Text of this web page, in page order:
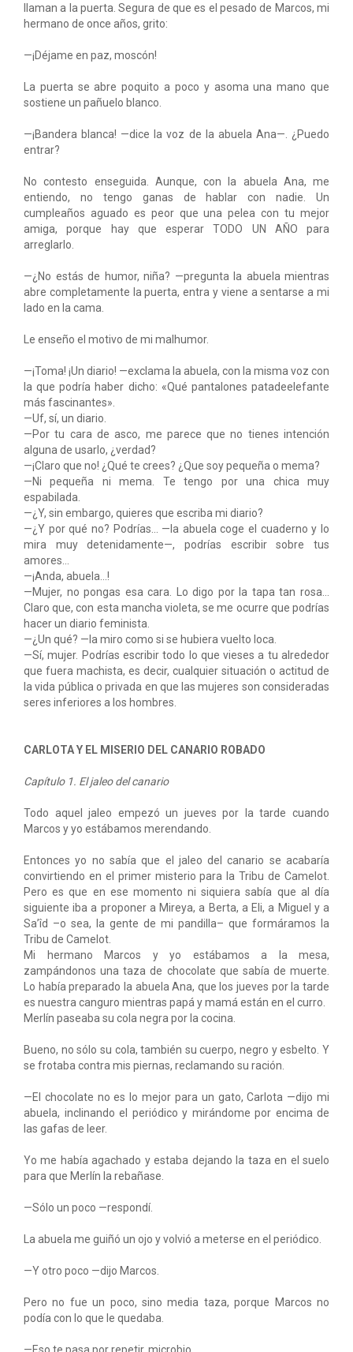
llaman a la puerta. Segura de que es el pesado de Marcos, mi
hermano de once años, grito:
—¡Déjame en paz, moscón!
La puerta se abre poquito a poco y asoma una mano que
sostiene un pañuelo blanco.
—¡Bandera blanca! —dice la voz de la abuela Ana—. ¿Puedo
entrar?
No contesto enseguida. Aunque, con la abuela Ana, me
entiendo, no tengo ganas de hablar con nadie. Un
cumpleaños aguado es peor que una pelea con tu mejor
amiga, porque hay que esperar TODO UN AÑO para
arreglarlo.
—¿No estás de humor, niña? —pregunta la abuela mientras
abre completamente la puerta, entra y viene a sentarse a mi
lado en la cama.
Le enseño el motivo de mi malhumor.
—¡Toma! ¡Un diario! —exclama la abuela, con la misma voz con
la que podría haber dicho: «Qué pantalones patadeelefante
más fascinantes».
—Uf, sí, un diario.
—Por tu cara de asco, me parece que no tienes intención
alguna de usarlo, ¿verdad?
—¡Claro que no! ¿Qué te crees? ¿Que soy pequeña o mema?
—Ni pequeña ni mema. Te tengo por una chica muy
espabilada.
—¿Y, sin embargo, quieres que escriba mi diario?
—¿Y por qué no? Podrías... —la abuela coge el cuaderno y lo
mira muy detenidamente—, podrías escribir sobre tus
amores...
—¡Anda, abuela...!
—Mujer, no pongas esa cara. Lo digo por la tapa tan rosa...
Claro que, con esta mancha violeta, se me ocurre que podrías
hacer un diario feminista.
—¿Un qué? —la miro como si se hubiera vuelto loca.
—Sí, mujer. Podrías escribir todo lo que vieses a tu alrededor
que fuera machista, es decir, cualquier situación o actitud de
la vida pública o privada en que las mujeres son consideradas
seres inferiores a los hombres.
CARLOTA Y EL MISERIO DEL CANARIO ROBADO
Capítulo 1. El jaleo del canario
Todo aquel jaleo empezó un jueves por la tarde cuando
Marcos y yo estábamos merendando.
Entonces yo no sabía que el jaleo del canario se acabaría
convirtiendo en el primer misterio para la Tribu de Camelot.
Pero es que en ese momento ni siquiera sabía que al día
siguiente iba a proponer a Mireya, a Berta, a Eli, a Miguel y a
Sa’îd –o sea, la gente de mi pandilla– que formáramos la
Tribu de Camelot.
Mi hermano Marcos y yo estábamos a la mesa,
zampándonos una taza de chocolate que sabía de muerte.
Lo había preparado la abuela Ana, que los jueves por la tarde
es nuestra canguro mientras papá y mamá están en el curro.
Merlín paseaba su cola negra por la cocina.
Bueno, no sólo su cola, también su cuerpo, negro y esbelto. Y
se frotaba contra mis piernas, reclamando su ración.
—El chocolate no es lo mejor para un gato, Carlota —dijo mi
abuela, inclinando el periódico y mirándome por encima de
las gafas de leer.
Yo me había agachado y estaba dejando la taza en el suelo
para que Merlín la rebañase.
—Sólo un poco —respondí.
La abuela me guiñó un ojo y volvió a meterse en el periódico.
—Y otro poco —dijo Marcos.
Pero no fue un poco, sino media taza, porque Marcos no
podía con lo que le quedaba.